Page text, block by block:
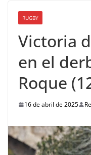
RUGBY
Victoria
en el
Roque
16 de abril de 2025